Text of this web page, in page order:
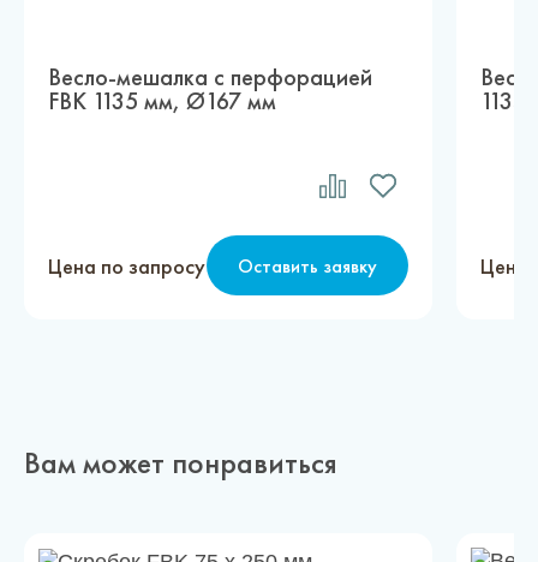
Весло-мешалка с перфорацией
FBK 1135 мм, Ø167 мм
Цена по запросу Оставить заявку Цена
Вам может понравиться